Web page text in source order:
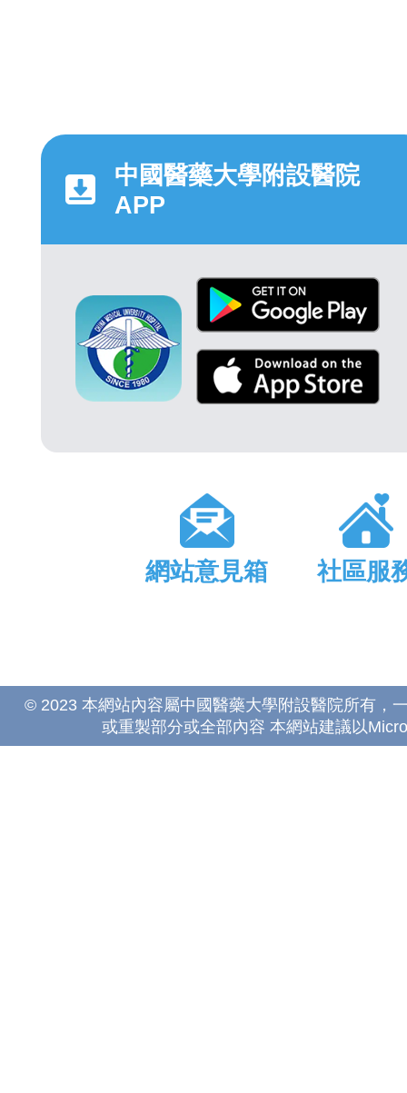
中國醫藥大學附設醫院
APP
網站意見箱 社區服
© 2023 本網站內容屬中國醫藥大學附設醫院所有，
或重製部分或全部內容 本網站建議以